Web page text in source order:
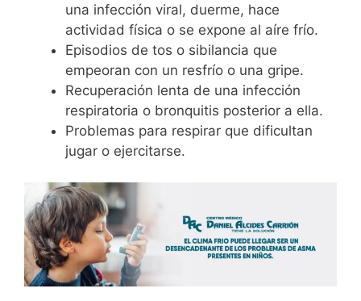
una infección viral, duerme, hace
actividad física o se expone al aíre frío.
Episodios de tos o sibilancia que
empeoran con un resfrío o una gripe.
Recuperación lenta de una infección
respiratoria o bronquitis posterior a ella.
Problemas para respirar que dificultan
jugar o ejercitarse.